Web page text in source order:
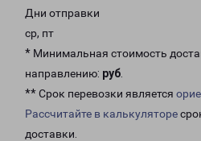
Дни отправки
ср, пт
* Минимальная стоимость
направлению: руб.
** Срок перевозки является
Рассчитайте в калькуляторе
доставки.